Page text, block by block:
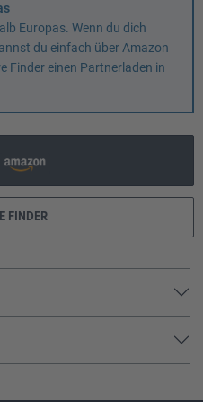
Europas. Wenn du dich
du einfach über Amazon
Finder einen Partnerladen in
FINDER